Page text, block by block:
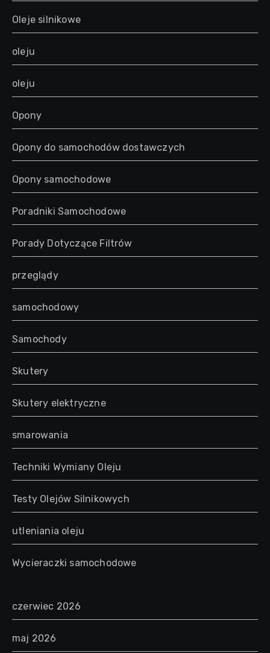
Oleje silnikowe
oleju
oleju
Opony
Opony do samochodów dostawczych
Opony samochodowe
Poradniki Samochodowe
Porady Dotyczące Filtrów
przeglądy
samochodowy
Samochody
Skutery
Skutery elektryczne
smarowania
Techniki Wymiany Oleju
Testy Olejów Silnikowych
utleniania oleju
Wycieraczki samochodowe
czerwiec 2026
maj 2026